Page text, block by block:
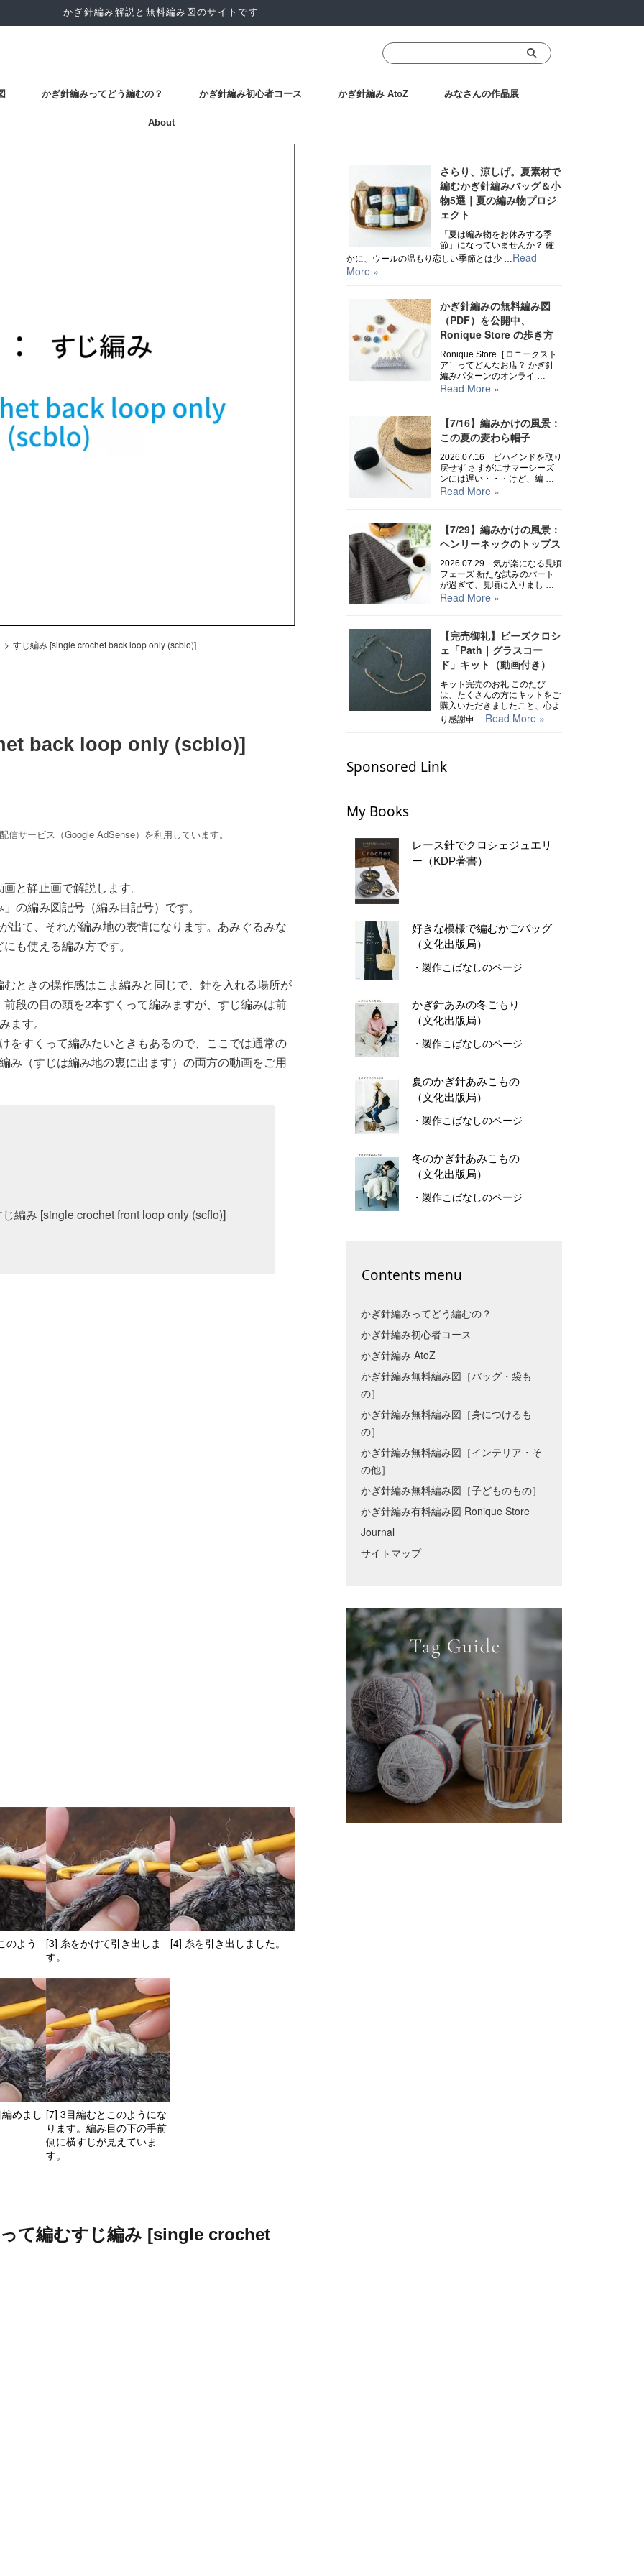
かぎ針編み解説と無料編み図のサイトです
かぎ針編みってどう編むの？ かぎ針編み初心者コース かぎ針編み AtoZ みなさんの作品展
About
> すじ編み [single crochet back loop only (scblo)]
back loop only (scblo)]
サービス（Google AdSense）を利用しています。
と静止画で解説します。
の編み図記号（編み目記号）です。
出て、それが編み地の表情になります。あみぐるみな
も使える編み方です。
ときの操作感はこま編みと同じで、針を入れる場所が
段の目の頭を2本すくって編みますが、すじ編みは前
ます。
をすくって編みたいときもあるので、ここでは通常の
み（すじは編み地の裏に出ます）の両方の動画をご用
編み [single crochet front loop only (scflo)]
のよう
[3] 糸をかけて引き出しま
す。
[4] 糸を引き出しました。
めまし [7] 3目編むとこのようにな
ります。編み目の下の手前
側に横すじが見えていま
す。
て編むすじ編み [single crochet
さらり、涼しげ。夏素材で
編むかぎ針編みバッグ＆小
物5選｜夏の編み物プロジ
ェクト
「夏は編み物をお休みする季
節」になっていませんか？ 確
かに、ウールの温もり恋しい季節とは少 …Read
More »
かぎ針編みの無料編み図
（PDF）を公開中、
Ronique Store の歩き方
Ronique Store［ロニークスト
ア］ってどんなお店？ かぎ針
編みパターンのオンライ …
Read More »
【7/16】編みかけの風景：
この夏の麦わら帽子
2026.07.16 ビハインドを取り
戻せず さすがにサマーシーズ
ンには遅い・・・けど、編 …
Read More »
【7/29】編みかけの風景：
ヘンリーネックのトップス
2026.07.29 気が楽になる見頃
フェーズ 新たな試みのパート
が過ぎて、見頃に入りまし …
Read More »
【完売御礼】ビーズクロシ
ェ「Path｜グラスコー
ド」キット（動画付き）
キット完売のお礼 このたび
は、たくさんの方にキットをご
購入いただきましたこと、心よ
り感謝申 …Read More »
Sponsored Link
My Books
レース針でクロシェジュエリ
ー（KDP著書）
好きな模様で編むかごバッグ
（文化出版局）
・製作こばなしのページ
かぎ針あみの冬ごもり
（文化出版局）
・製作こばなしのページ
夏のかぎ針あみこもの
（文化出版局）
・製作こばなしのページ
冬のかぎ針あみこもの
（文化出版局）
・製作こばなしのページ
Contents menu
かぎ針編みってどう編むの？
かぎ針編み初心者コース
かぎ針編み AtoZ
かぎ針編み無料編み図［バッグ・袋も
の］
かぎ針編み無料編み図［身につけるも
の］
かぎ針編み無料編み図［インテリア・そ
の他］
かぎ針編み無料編み図［子どものもの］
かぎ針編み有料編み図 Ronique Store
Journal
サイトマップ